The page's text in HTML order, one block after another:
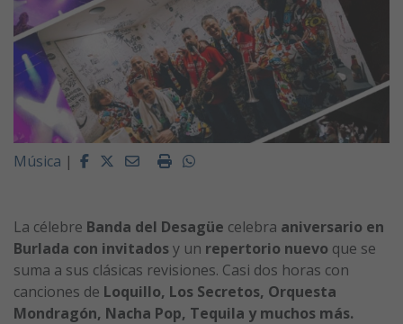
Música | FacebookTwitterEmailImprimirWhatsapp
La célebre Banda del Desagüe celebra aniversario en
Burlada con invitadosy un repertorio nuevo que se
suma a sus clásicas revisiones. Casi dos horas con
canciones de Loquillo, Los Secretos, Orquesta
Mondragón, Nacha Pop, Tequila y muchos más.